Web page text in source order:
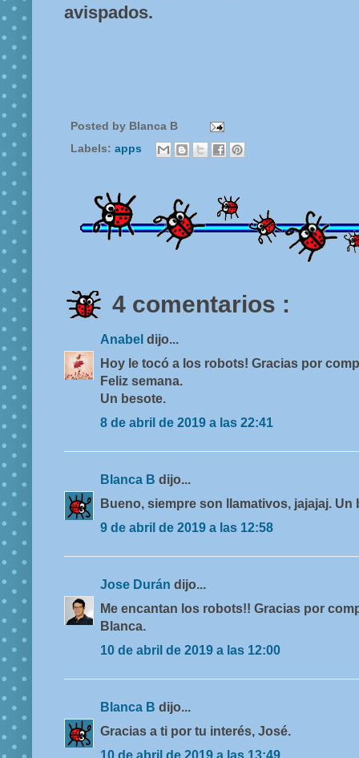
avispados.
Posted by Blanca B
Labels: apps
4 comentarios :
Anabel dijo...
Hoy le tocó a los robots! Gracias por
Feliz semana.
Un besote.
8 de abril de 2019 a las 22:41
Blanca B dijo...
Bueno, siempre son llamativos, jajajaj. Un
9 de abril de 2019 a las 12:58
Jose Durán dijo...
Me encantan los robots!! Gracias por
Blanca.
10 de abril de 2019 a las 12:00
Blanca B dijo...
Gracias a ti por tu interés, José.